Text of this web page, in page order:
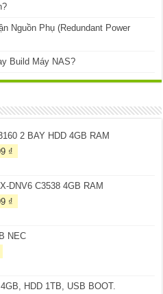
Nguồn Phụ (Redundant Power
Build Máy NAS?
2 BAY HDD 4GB RAM
₫.
₫
là:
DNV6 C3538 4GB RAM
₫.
₫
là:
NEC
là:
HDD 1TB, USB BOOT.